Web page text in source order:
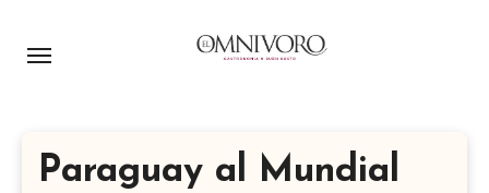
Paraguay al Mundial